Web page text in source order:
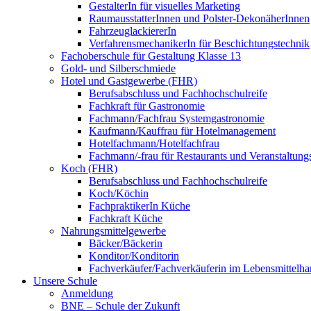
GestalterIn für visuelles Marketing
RaumausstatterInnen und Polster-DekonäherInnen
FahrzeuglackiererIn
VerfahrensmechanikerIn für Beschichtungstechnik
Fachoberschule für Gestaltung Klasse 13
Gold- und Silberschmiede
Hotel und Gastgewerbe (FHR)
Berufsabschluss und Fachhochschulreife
Fachkraft für Gastronomie
Fachmann/Fachfrau Systemgastronomie
Kaufmann/Kauffrau für Hotelmanagement
Hotelfachmann/Hotelfachfrau
Fachmann/-frau für Restaurants und
Koch (FHR)
Berufsabschluss und Fachhochschulreife
Koch/Köchin
FachpraktikerIn Küche
Fachkraft Küche
Nahrungsmittelgewerbe
Bäcker/Bäckerin
Konditor/Konditorin
Fachverkäufer/Fachverkäuferin im
Unsere Schule
Anmeldung
BNE – Schule der Zukunft